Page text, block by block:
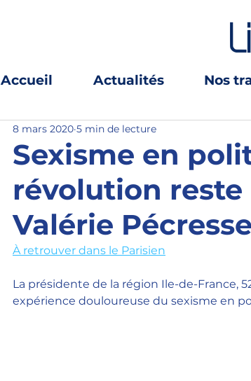
Accueil Actualités Nos
Sexisme en
révolution reste
Valérie Pécresse
8 mars 2020 5 min de lecture
À retrouver dans le Parisien
La présidente de la région Ile-de-France,
expérience douloureuse du sexisme en